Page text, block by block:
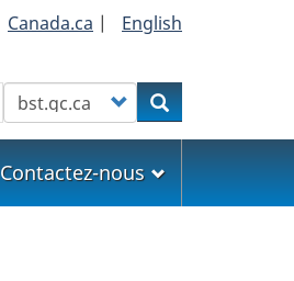
Canada.ca | English
Customize your searchRechercher
Contactez-nous